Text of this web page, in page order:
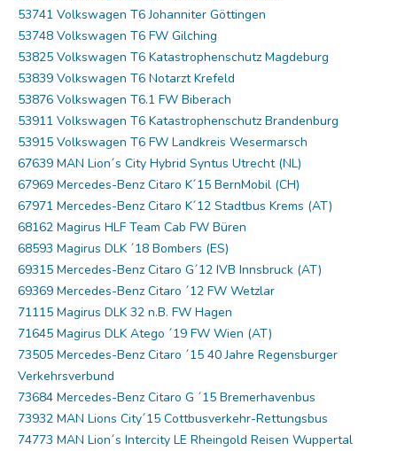
53741 Volkswagen T6 Johanniter Göttingen
53748 Volkswagen T6 FW Gilching
53825 Volkswagen T6 Katastrophenschutz Magdeburg
53839 Volkswagen T6 Notarzt Krefeld
53876 Volkswagen T6.1 FW Biberach
53911 Volkswagen T6 Katastrophenschutz Brandenburg
53915 Volkswagen T6 FW Landkreis Wesermarsch
67639 MAN Lion´s City Hybrid Syntus Utrecht (NL)
67969 Mercedes-Benz Citaro K´15 BernMobil (CH)
67971 Mercedes-Benz Citaro K´12 Stadtbus Krems (AT)
68162 Magirus HLF Team Cab FW Büren
68593 Magirus DLK ´18 Bombers (ES)
69315 Mercedes-Benz Citaro G´12 IVB Innsbruck (AT)
69369 Mercedes-Benz Citaro ´12 FW Wetzlar
71115 Magirus DLK 32 n.B. FW Hagen
71645 Magirus DLK Atego ´19 FW Wien (AT)
73505 Mercedes-Benz Citaro ´15 40 Jahre Regensburger
Verkehrsverbund
73684 Mercedes-Benz Citaro G ´15 Bremerhavenbus
73932 MAN Lions City´15 Cottbusverkehr-Rettungsbus
74773 MAN Lion´s Intercity LE Rheingold Reisen Wuppertal